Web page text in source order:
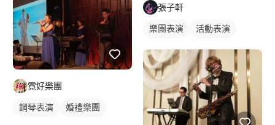
霓好樂團
鋼琴表演
婚禮樂團
張子軒
樂團表演
活動表演